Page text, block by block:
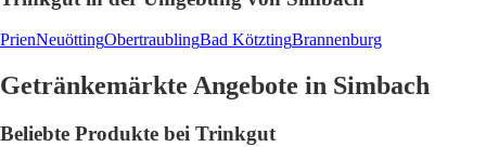
PrienNeuöttingObertraublingBad KötztingBrannenburg
Getränkemärkte Angebote in Simbach
Beliebte Produkte bei Trinkgut